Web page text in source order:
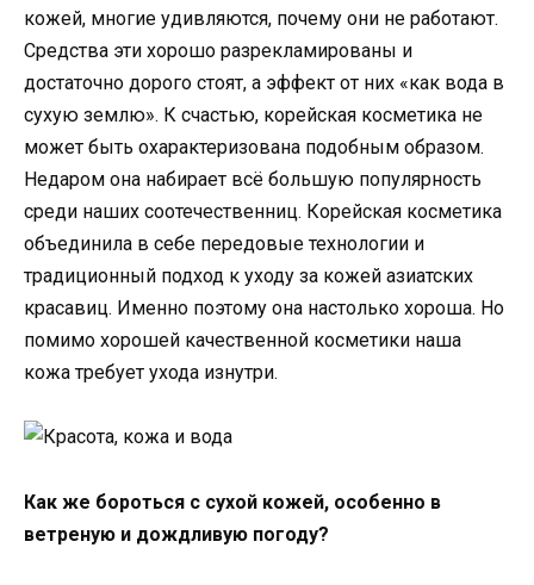
кожей, многие удивляются, почему они не работают.
Средства эти хорошо разрекламированы и
достаточно дорого стоят, а эффект от них «как вода в
сухую землю». К счастью, корейская косметика не
может быть охарактеризована подобным образом.
Недаром она набирает всё большую популярность
среди наших соотечественниц. Корейская косметика
объединила в себе передовые технологии и
традиционный подход к уходу за кожей азиатских
красавиц. Именно поэтому она настолько хороша. Но
помимо хорошей качественной косметики наша
кожа требует ухода изнутри.
Как же бороться с сухой кожей, особенно в
ветреную и дождливую погоду?